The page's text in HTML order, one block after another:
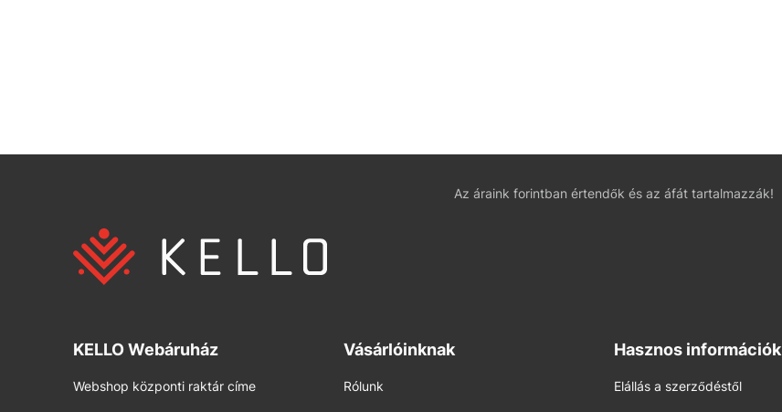
Az áraink forintban értendők és az áfát tartalmazzák!
KELLO Webáruház
Webshop központi raktár címe
Vásárlóinknak
Rólunk
Hasznos információk
Elállás a szerződéstől